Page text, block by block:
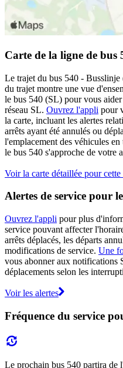
Carte de la ligne de bus
Le trajet du bus 540 -
du trajet montre une vue
le bus 540 (SL) pour vous
réseau SL. Ouvrez l'appli pour
la carte, incluant les alertes
arrêts ayant été annulés ou
l'emplacement des véhicules
le bus 540 s'approche de votre
Voir la carte détaillée pour
Alertes de service pour
Ouvrez l'appli pour plus
service pouvant affecter
arrêts déplacés, les départs
modifications de service. Une
vous abonner aux
déplacements selon les
Voir les alertes
Fréquence du service
Le prochain bus 540 partira de